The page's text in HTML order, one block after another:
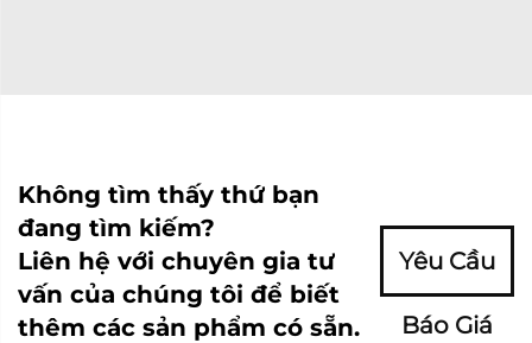
Không tìm thấy thứ bạn
đang tìm kiếm?
Liên hệ với chuyên gia tư
vấn của chúng tôi để biết
thêm các sản phẩm có sẵn.
Yêu Cầu
Báo Giá